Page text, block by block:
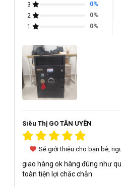
3
0%
2
0%
1
0%
Siêu Thị GO TÂN UYÊN
Sẽ giới thiệu cho bạn bè,
giao hàng ok hàng đúng như
toàn tiện lợi chăc chắn